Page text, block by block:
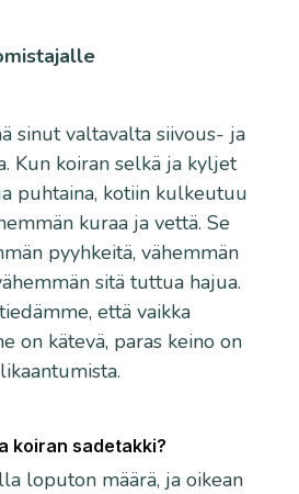
sinut valtavalta siivous- ja
Kun koiran selkä ja kyljet
puhtaina, kotiin kulkeutuu
kuraa ja vettä. Se
pyyhkeitä, vähemmän
sitä tuttua hajua.
että vaikka
on kätevä, paras keino on
koiran sadetakki?
loputon määrä, ja oikean